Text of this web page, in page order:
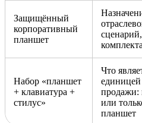
Защищённый
корпоративный
планшет
сценарий,
Набор «планшет
+ клавиатура +
стилус»
Что
единицей
продажи:
или
планшет